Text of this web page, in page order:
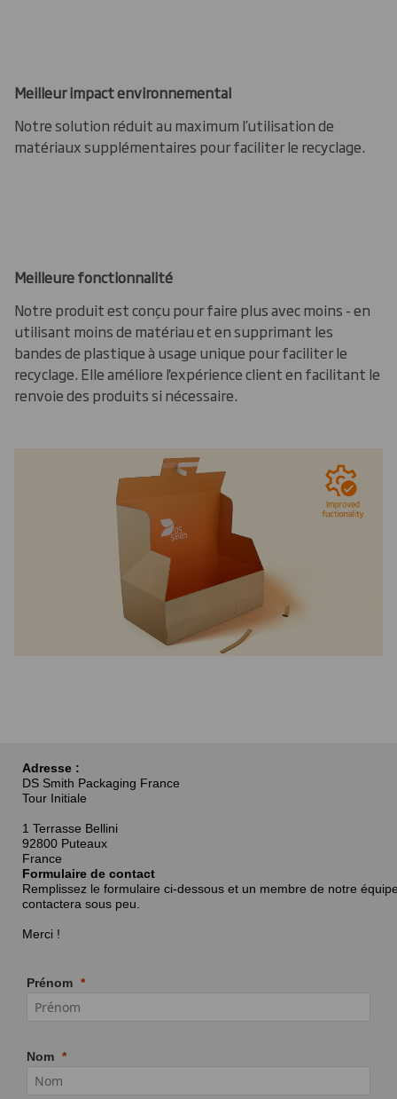
Meilleur impact environnemental
Notre solution réduit au maximum l’utilisation de
matériaux supplémentaires pour faciliter le recyclage.
Meilleure fonctionnalité
Notre produit est conçu pour faire plus avec moins - en
utilisant moins de matériau et en supprimant les
bandes de plastique à usage unique pour faciliter le
recyclage. Elle améliore l'expérience client en facilitant le
renvoie des produits si nécessaire.
Adresse :
DS Smith Packaging France
Tour Initiale
1 Terrasse Bellini
92800 Puteaux
France
Formulaire de contact
Remplissez le formulaire ci-dessous et un membre de notre
contactera sous peu.
Merci !
Prénom
Nom